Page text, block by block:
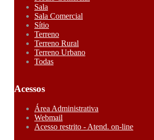
Sala
Sala Comercial
Sítio
Terreno
Terreno Rural
Terreno Urbano
Todas
Acessos
Área Administrativa
Webmail
Acesso restrito - Atend. on-line